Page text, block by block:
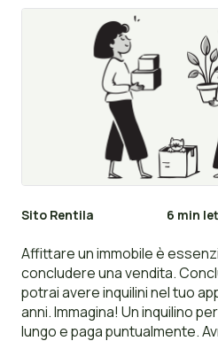
Sito Rentila 6 min
Affittare un immobile è
concludere una vendita.
potrai avere inquilini nel tuo
anni. Immagina! Un inquilino
lungo e paga puntualmente.